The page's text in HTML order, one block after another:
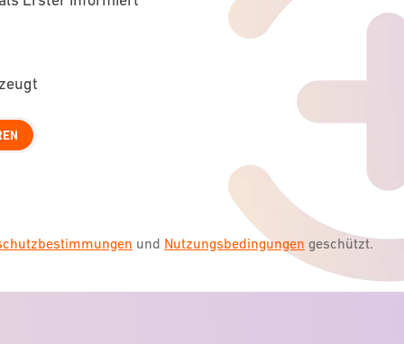
und Nutzungsbedingungen geschützt.